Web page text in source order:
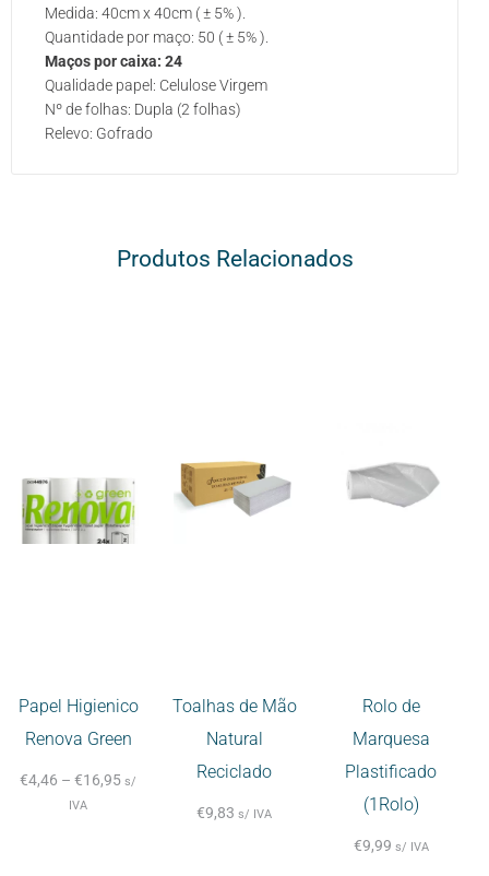
Medida: 40cm x 40cm ( ± 5% ).
Quantidade por maço: 50 ( ± 5% ).
Maços por caixa: 24
Qualidade papel: Celulose Virgem
Nº de folhas: Dupla (2 folhas)
Relevo: Gofrado
Produtos Relacionados
Papel Higienico
Renova Green
€4,46 – €16,95 s/
IVA
Toalhas de Mão
Natural
Reciclado
€9,83 s/ IVA
Rolo de
Marquesa
Plastificado
(1Rolo)
€9,99 s/ IVA